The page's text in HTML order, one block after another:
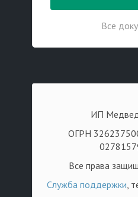
Все
ИП
ОГРН
Все права
Служба поддержки,